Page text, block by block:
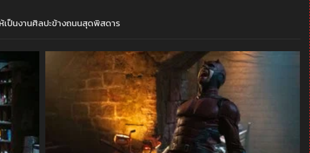
เป็นงานศิลปะข้างถนนสุดพิสดาร